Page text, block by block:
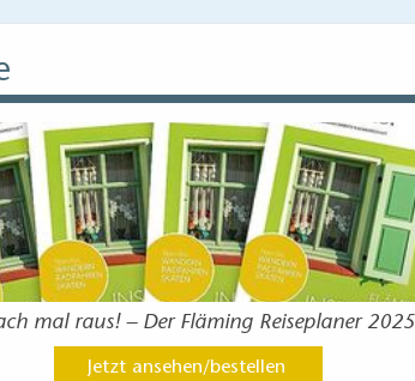
mal raus! – Der Fläming Reiseplaner 2025
Jetzt ansehen/bestellen